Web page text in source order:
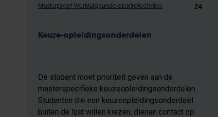
Masterproef Werktuigkunde-elektrotechniek 24
Keuze-opleidingsonderdelen
De student moet prioriteit geven aan de
masterspecifieke keuzeopleidingsonderdelen..
Studenten die een keuzeopleidingsonderdeel
buiten de lijst willen kiezen, dienen contact op